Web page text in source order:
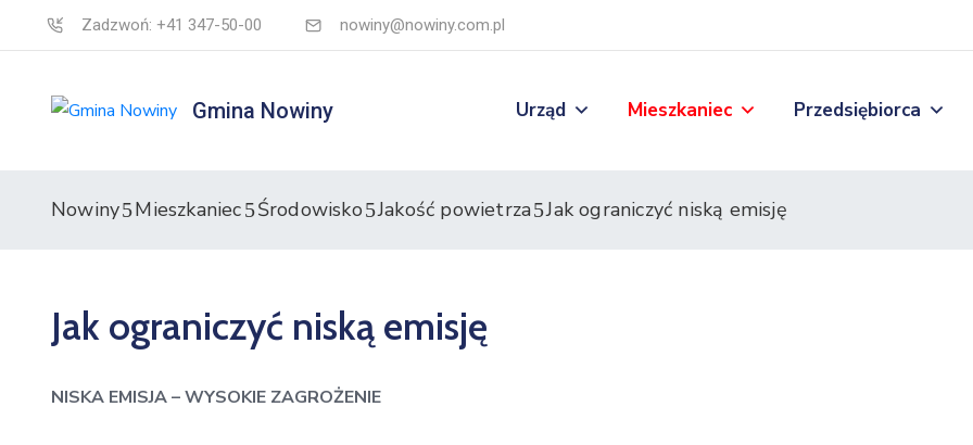
Zadzwoń: +41 347-50-00 nowiny@nowiny.com.pl
Gmina Nowiny Urząd Mieszkaniec Przedsiębiorca
Nowiny Mieszkaniec Środowisko Jakość powietrza Jak ograniczyć niską emisję
Jak ograniczyć niską emisję
NISKA EMISJA – WYSOKIE ZAGROŻENIE